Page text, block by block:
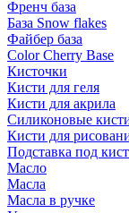
Френч база
База Snow flakes
Файбер база
Color Cherry Base
Кисточки
Кисти для геля
Кисти для акрила
Силиконовые
Кисти для
Подставка под
Масло
Масла
Масла в ручке